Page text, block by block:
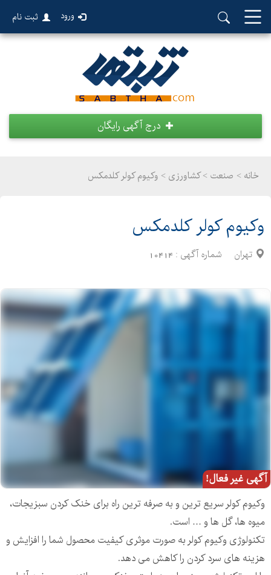
ورود ثبت نام
درج آگهی رایگان
خانه > صنعت >کشاورزی > وکیوم کولر کلدمکس
وکیوم کولر کلدمکس
تهران شماره آگهی : 10414
آگهی غیر فعال!
وکیوم کولر سریع ترین و به صرفه ترین راه برای خنک کردن سبزیجات،
میوه ها، گل ها و … است.
تکنولوژی وکیوم کولر به صورت موثری کیفیت محصول شما را افزایش و
هزینه های سرد کردن را کاهش می دهد.